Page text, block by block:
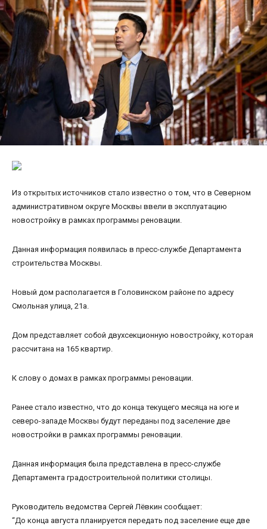
Из открытых источников стало известно о том, что в Северном
административном округе Москвы ввели в эксплуатацию
новостройку в рамках программы реновации.
Данная информация появилась в пресс-службе Департамента
строительства Москвы.
Новый дом располагается в Головинском районе по адресу
Смольная улица, 21а.
Дом представляет собой двухсекционную новостройку, которая
рассчитана на 165 квартир.
К слову о домах в рамках программы реновации.
Ранее стало известно, что до конца текущего месяца на юге и
северо-западе Москвы будут переданы под заселение две
новостройки в рамках программы реновации.
Данная информация была представлена в пресс-службе
Департамента градостроительной политики столицы.
Руководитель ведомства Сергей Лёвкин сообщает:
“До конца августа планируется передать под заселение еще две